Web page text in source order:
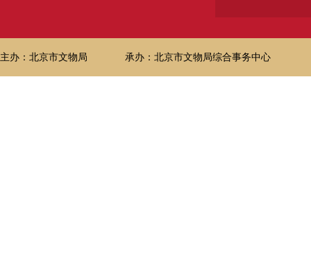
主办：北京市文物局 承办：北京市文物局综合事务中心